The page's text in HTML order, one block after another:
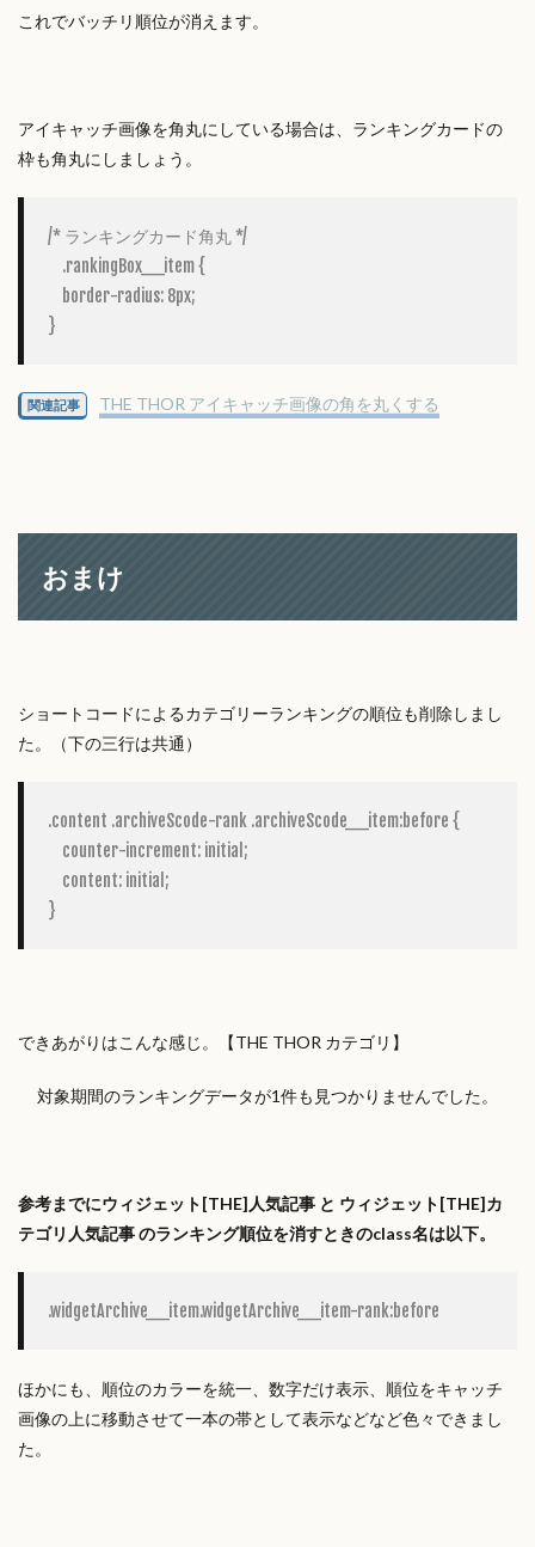
これでバッチリ順位が消えます。
アイキャッチ画像を角丸にしている場合は、ランキングカードの
枠も角丸にしましょう。
/* ランキングカード角丸 */
    .rankingBox__item {
    border-radius: 8px;
}
関連記事 THE THOR アイキャッチ画像の角を丸くする
おまけ
ショートコードによるカテゴリーランキングの順位も削除しまし
た。（下の三行は共通）
.content .archiveScode-rank .archiveScode__item:before {
    counter-increment: initial;
    content: initial;
}
できあがりはこんな感じ。【THE THOR カテゴリ】
対象期間のランキングデータが1件も見つかりませんでした。
参考までにウィジェット[THE]人気記事 と ウィジェット[THE]カ
テゴリ人気記事 のランキング順位を消すときのclass名は以下。
.widgetArchive__item.widgetArchive__item-rank:before
ほかにも、順位のカラーを統一、数字だけ表示、順位をキャッチ
画像の上に移動させて一本の帯として表示などなど色々できまし
た。